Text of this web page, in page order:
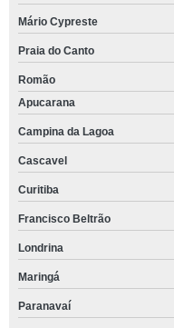
Mário Cypreste
Praia do Canto
Romão
Apucarana
Campina da Lagoa
Cascavel
Curitiba
Francisco Beltrão
Londrina
Maringá
Paranavaí